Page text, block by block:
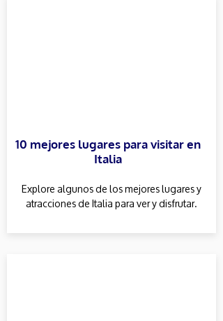
10 mejores lugares para visitar en
Italia
Explore algunos de los mejores lugares y
atracciones de Italia para ver y disfrutar.